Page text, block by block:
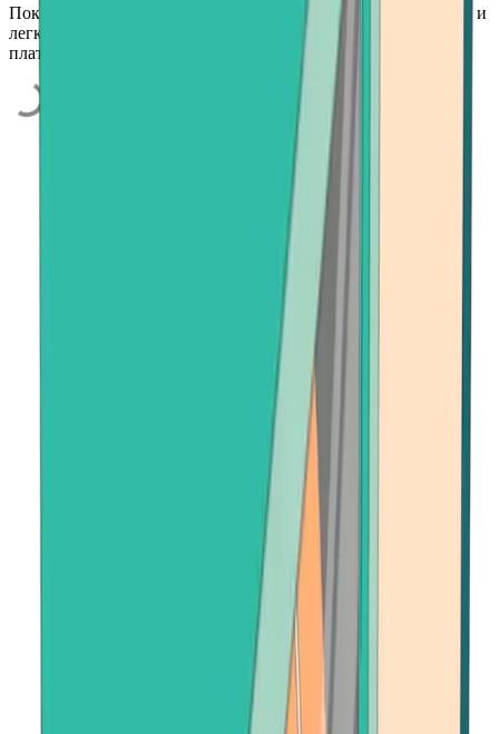
Покупайте ETH и другие выбранные криптовалюты быстро и
легко с помощью кредитной карты, банковского счёта или
платёжного приложения.